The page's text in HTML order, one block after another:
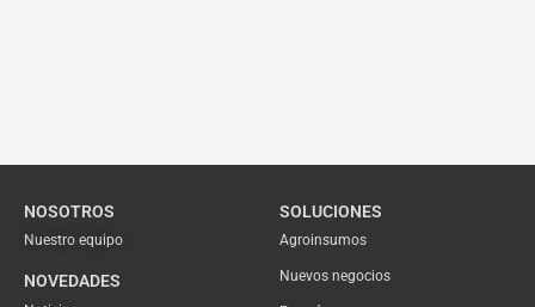
NOSOTROS
Nuestro equipo
NOVEDADES
SOLUCIONES
Agroinsumos
Nuevos negocios